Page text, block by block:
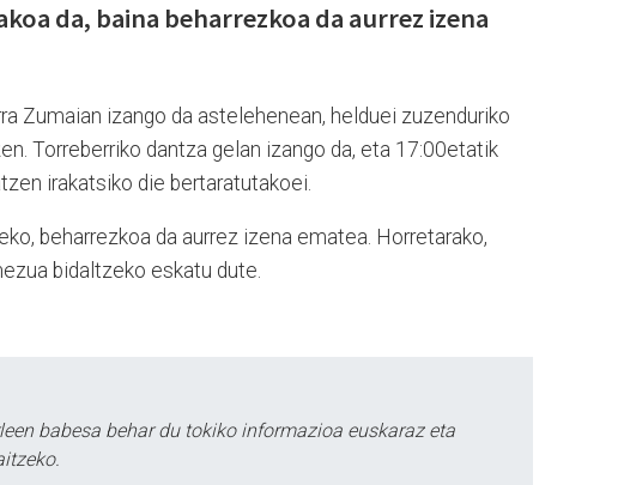
da, baina beharrezkoa da aurrez izena
Zumaian izango da astelehenean, helduei zuzenduriko
Torreberriko dantza gelan izango da, eta 17:00etatik
irakatsiko die bertaratutakoei.
beharrezkoa da aurrez izena ematea. Horretarako,
bidaltzeko eskatu dute.
babesa behar du tokiko informazioa euskaraz eta